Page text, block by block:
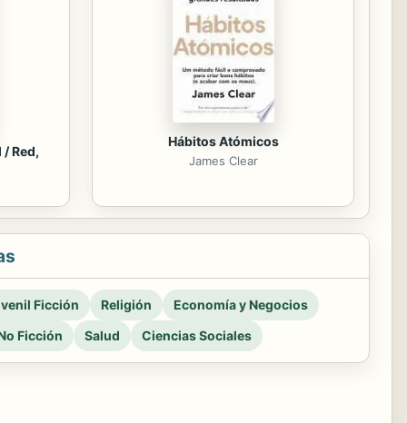
Red,
Hábitos Atómicos
James Clear
Ficción Religión
Economía y Negocios
Ficción
Salud Ciencias Sociales